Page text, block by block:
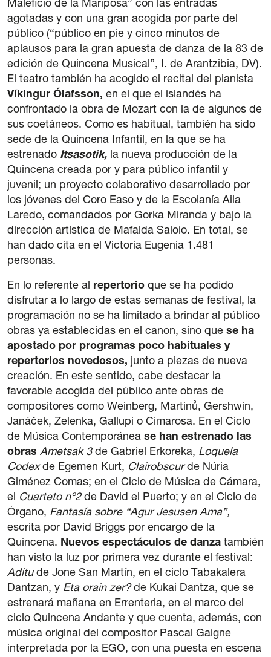
Maleficio de la Mariposa” con las entradas
agotadas y con una gran acogida por parte del
público (“público en pie y cinco minutos de
aplausos para la gran apuesta de danza de la 83 de
edición de Quincena Musical”, I. de Arantzibia, DV).
El teatro también ha acogido el recital del pianista
Víkingur Ólafsson, en el que el islandés ha
confrontado la obra de Mozart con la de algunos de
sus coetáneos. Como es habitual, también ha sido
sede de la Quincena Infantil, en la que se ha
estrenado Itsasotik, la nueva producción de la
Quincena creada por y para público infantil y
juvenil; un proyecto colaborativo desarrollado por
los jóvenes del Coro Easo y de la Escolanía Aila
Laredo, comandados por Gorka Miranda y bajo la
dirección artística de Mafalda Saloio. En total, se
han dado cita en el Victoria Eugenia 1.481
personas.
En lo referente al repertorio que se ha podido
disfrutar a lo largo de estas semanas de festival, la
programación no se ha limitado a brindar al público
obras ya establecidas en el canon, sino que se ha
apostado por programas poco habituales y
repertorios novedosos, junto a piezas de nueva
creación. En este sentido, cabe destacar la
favorable acogida del público ante obras de
compositores como Weinberg, Martinů, Gershwin,
Janáček, Zelenka, Gallupi o Cimarosa. En el Ciclo
de Música Contemporánea se han estrenado las
obras Ametsak 3de Gabriel Erkoreka, Loquela
Codexde Egemen Kurt, Clairobscurde Núria
Giménez Comas; en el Ciclo de Música de Cámara,
el Cuarteto nº2de David el Puerto; y en el Ciclo de
Órgano, Fantasía sobre “Agur Jesusen Ama”,
escrita por David Briggs por encargo de la
Quincena. Nuevos espectáculos de danza también
han visto la luz por primera vez durante el festival:
Aditude Jone San Martín, en el ciclo Tabakalera
Dantzan, y Eta orain zer?de Kukai Dantza, que se
estrenará mañana en Errenteria, en el marco del
ciclo Quincena Andante y que cuenta, además, con
música original del compositor Pascal Gaigne
interpretada por la EGO, con una puesta en escena